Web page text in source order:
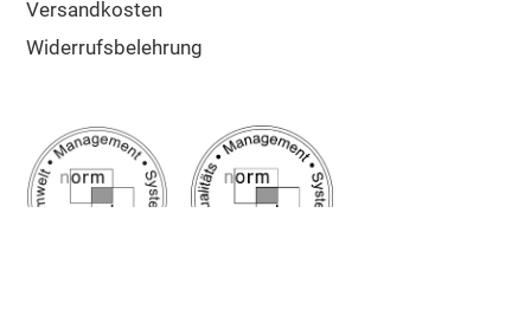
Versandkosten
Widerrufsbelehrung